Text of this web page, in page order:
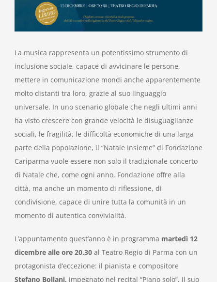
La musica rappresenta un potentissimo strumento di
inclusione sociale, capace di avvicinare le persone,
mettere in comunicazione mondi anche apparentemente
molto distanti tra loro, grazie al suo linguaggio
universale. In uno scenario globale che negli ultimi anni
ha visto crescere con grande velocità le disuguaglianze
sociali, le fragilità, le difficoltà economiche di una larga
parte della popolazione, il “Natale Insieme” di Fondazione
Cariparma vuole essere non solo il tradizionale concerto
di Natale che, come ogni anno, Fondazione offre alla
città, ma anche un momento di riflessione, di
condivisione, capace di unire tutta la comunità in un
momento di autentica convivialità.
L’appuntamento quest’anno è in programma martedì 12
dicembre alle ore 20.30al Teatro Regio di Parma con un
protagonista d’eccezione: il pianista e compositore
Stefano Bollani, impegnato nel recital “Piano solo”, il suo